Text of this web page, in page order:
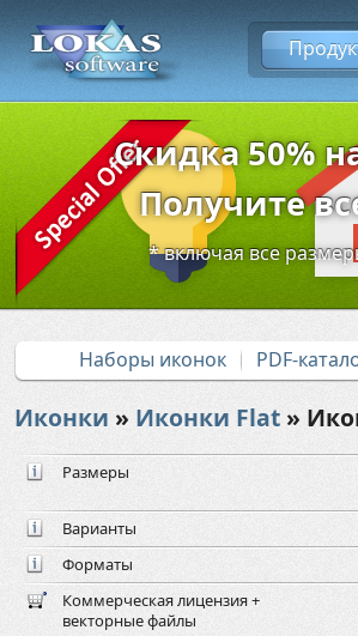
Скидка 50%
Получите
* включая все
Наборы иконок PDF-
Иконки » Иконки Flat »
Размеры
Варианты
Форматы
Коммерческая лицензия +
векторные файлы